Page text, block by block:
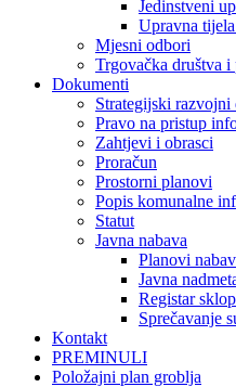
Jedinstveni
Upravna
Mjesni odbori
Trgovačka društva i
Dokumenti
Strategijski razvojni
Pravo na pristup
Zahtjevi i obrasci
Proračun
Prostorni planovi
Popis komunalne
Statut
Javna nabava
Planovi
Javna
Registar
Sprečavanje
Kontakt
PREMINULI
Položajni plan groblja